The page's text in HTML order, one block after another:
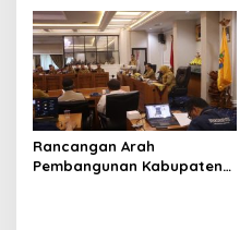
Penyusunan Dokumen IAD
Rancangan Arah
Pembangunan Kabupaten